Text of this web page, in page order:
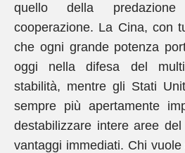
quello della
cooperazione. La Cina, con
che ogni grande potenza
oggi nella difesa del
stabilità, mentre gli Stati
sempre più apertamente
destabilizzare intere aree
vantaggi immediati. Chi